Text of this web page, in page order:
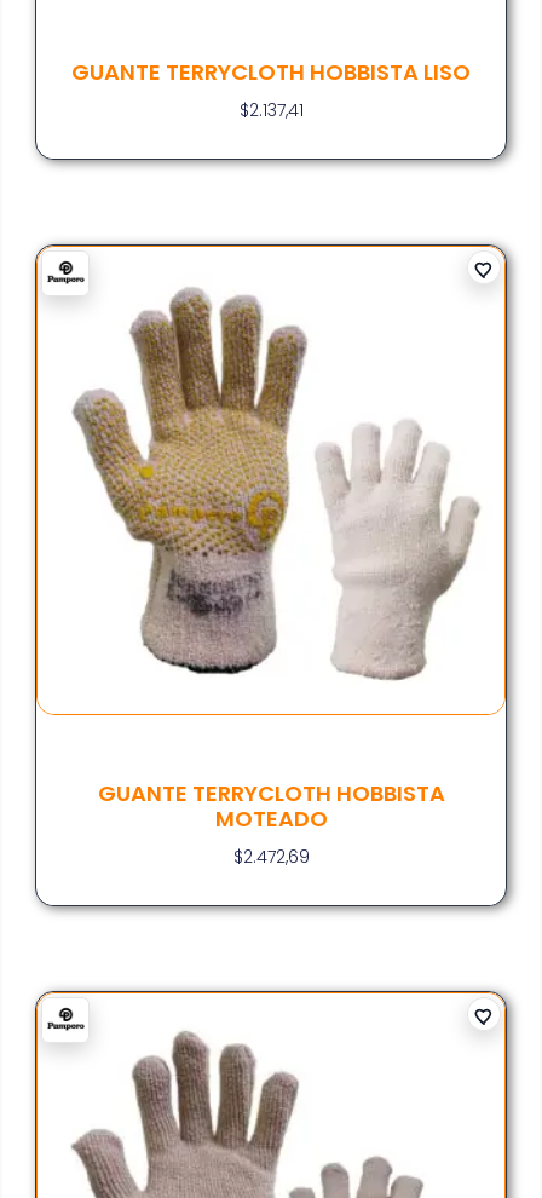
GUANTE TERRYCLOTH HOBBISTA LISO
$2.137,41
GUANTE TERRYCLOTH HOBBISTA
MOTEADO
$2.472,69